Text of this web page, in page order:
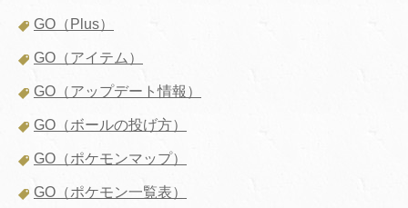
GO（Plus）
GO（アイテム）
GO（アップデート情報）
GO（ボールの投げ方）
GO（ポケモンマップ）
GO（ポケモン一覧表）